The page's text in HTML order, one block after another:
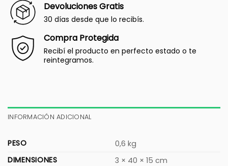
Devoluciones Gratis
30 días desde que lo recibís.
Compra Protegida
Recibí el producto en perfecto estado o te
reintegramos.
INFORMACIÓN ADICIONAL
PESO
0,6 kg
DIMENSIONES
3 × 40 × 15 cm